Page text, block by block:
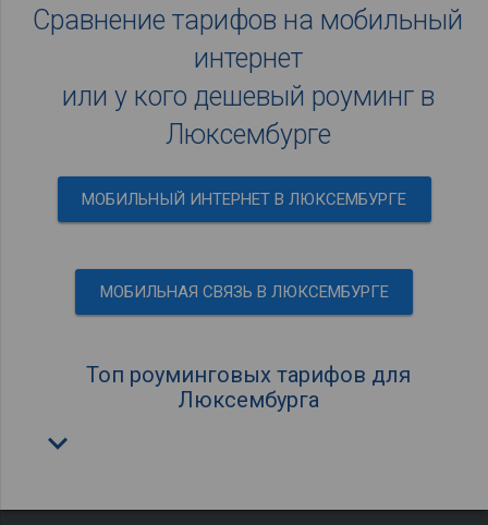
Сравнение тарифов на мобильный
интернет
или у кого дешевый роуминг в
Люксембурге
МОБИЛЬНЫЙ ИНТЕРНЕТ В ЛЮКСЕМБУРГЕ
МОБИЛЬНАЯ СВЯЗЬ В ЛЮКСЕМБУРГЕ
Топ роуминговых тарифов для
Люксембурга
keyboard_arrow_down